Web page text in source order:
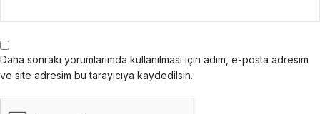
Daha sonraki yorumlarımda kullanılması için adım, e-posta adresim
ve site adresim bu tarayıcıya kaydedilsin.